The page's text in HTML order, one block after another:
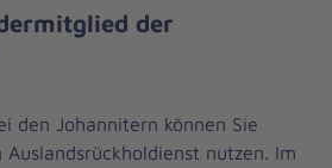
der
den Johannitern können Sie
Auslandsrückholdienst nutzen. Im